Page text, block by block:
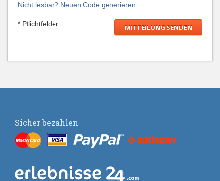
Nicht lesbar? Neuen Code generieren
* Pflichtfelder
Sicher bezahlen